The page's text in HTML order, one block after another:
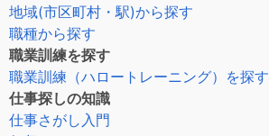
地域(市区町村・駅)から探す
職種から探す
職業訓練を探す
職業訓練（ハロートレーニング）を探す
仕事探しの知識
仕事さがし入門